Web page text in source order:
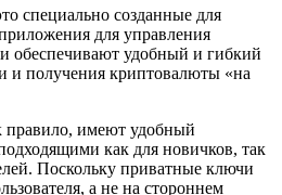
специально созданные для
для управления
удобный и гибкий
и получения криптовалюты «на
имеют удобный
как для новичков, так
Поскольку приватные ключи
а не на стороннем